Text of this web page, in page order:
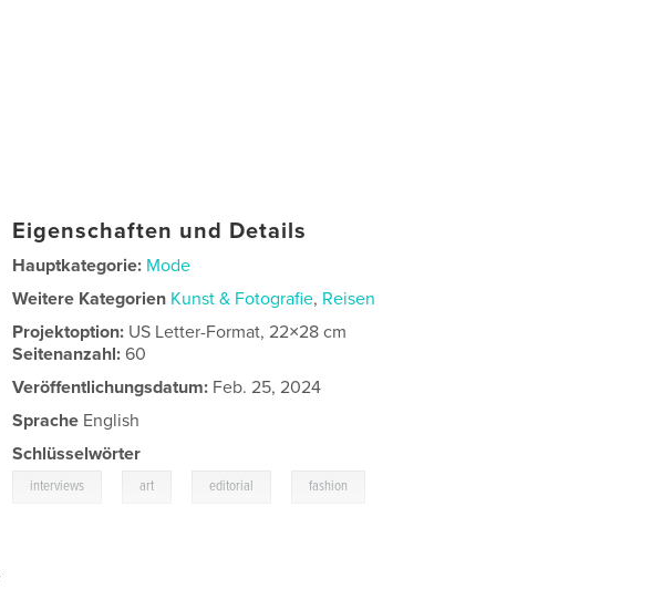
Eigenschaften und Details
Hauptkategorie: Mode
Weitere Kategorien Kunst & Fotografie, Reisen
Projektoption: US Letter-Format, 22×28 cm
Seitenanzahl:60
Veröffentlichungsdatum: Feb. 25, 2024
Sprache English
Schlüsselwörter
interviews art editorial fashion